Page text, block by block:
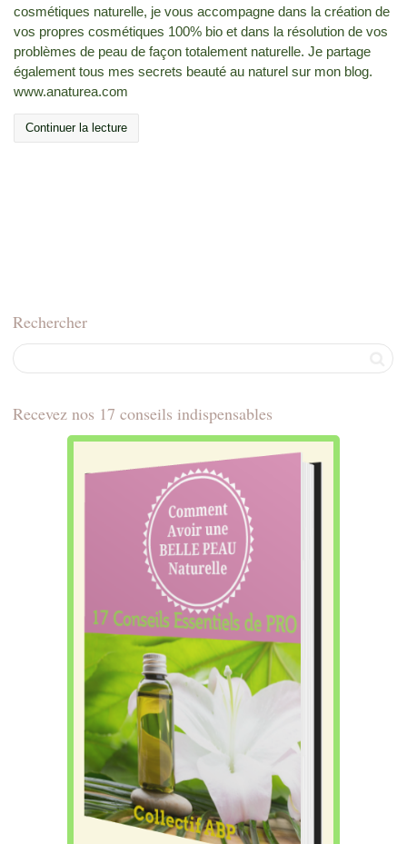
cosmétiques naturelle, je vous accompagne dans la création de
vos propres cosmétiques 100% bio et dans la résolution de vos
problèmes de peau de façon totalement naturelle. Je partage
également tous mes secrets beauté au naturel sur mon blog.
www.anaturea.com
Continuer la lecture
Rechercher
Recevez nos 17 conseils indispensables